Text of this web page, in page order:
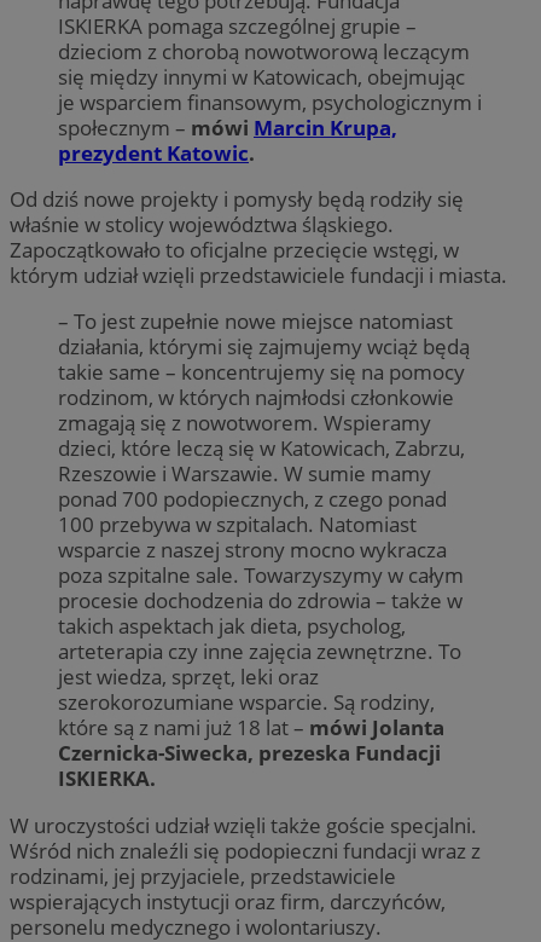
ISKIERKA pomaga szczególnej grupie –
dzieciom z chorobą nowotworową leczącym
się między innymi w Katowicach, obejmując
je wsparciem finansowym, psychologicznym i
społecznym – mówi Marcin Krupa,
prezydent Katowic.
Od dziś nowe projekty i pomysły będą rodziły się
właśnie w stolicy województwa śląskiego.
Zapoczątkowało to oficjalne przecięcie wstęgi, w
którym udział wzięli przedstawiciele fundacji i miasta.
– To jest zupełnie nowe miejsce natomiast
działania, którymi się zajmujemy wciąż będą
takie same – koncentrujemy się na pomocy
rodzinom, w których najmłodsi członkowie
zmagają się z nowotworem. Wspieramy
dzieci, które leczą się w Katowicach, Zabrzu,
Rzeszowie i Warszawie. W sumie mamy
ponad 700 podopiecznych, z czego ponad
100 przebywa w szpitalach. Natomiast
wsparcie z naszej strony mocno wykracza
poza szpitalne sale. Towarzyszymy w całym
procesie dochodzenia do zdrowia – także w
takich aspektach jak dieta, psycholog,
arteterapia czy inne zajęcia zewnętrzne. To
jest wiedza, sprzęt, leki oraz
szerokorozumiane wsparcie. Są rodziny,
które są z nami już 18 lat – mówi Jolanta
Czernicka-Siwecka, prezeska Fundacji
ISKIERKA.
W uroczystości udział wzięli także goście specjalni.
Wśród nich znaleźli się podopieczni fundacji wraz z
rodzinami, jej przyjaciele, przedstawiciele
wspierających instytucji oraz firm, darczyńców,
personelu medycznego i wolontariuszy.